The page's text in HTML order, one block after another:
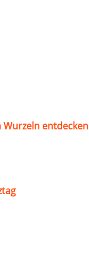
Wurzeln entdecken